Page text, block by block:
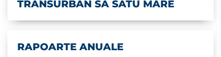
TRANSURBAN SA SATU MARE
RAPOARTE ANUALE